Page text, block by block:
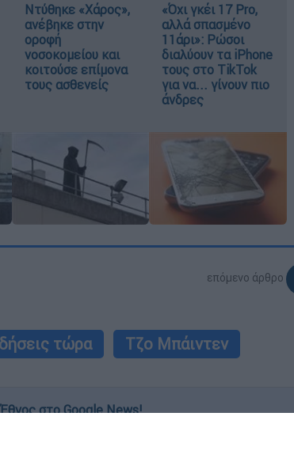
Ντύθηκε «Χάρος»,
ανέβηκε στην
οροφή
νοσοκομείου και
κοιτούσε επίμονα
τους ασθενείς
«Όχι γκέι 17 Pro,
αλλά σπασμένο
11άρι»: Ρώσοι
διαλύουν τα iPhone
τους στο TikTok
για να... γίνουν πιο
άνδρες
επόμενο άρθρο
τώρα Τζο Μπάιντεν
στο Google News!